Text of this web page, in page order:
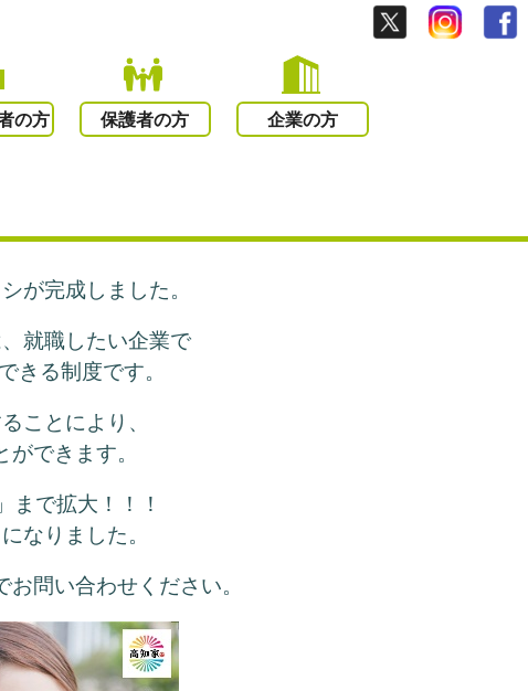
の方 保護者の方 企業の方
が完成しました。
就職したい企業で
きる制度です。
ことにより、
できます。
まで拡大！！！
なりました。
問い合わせください。